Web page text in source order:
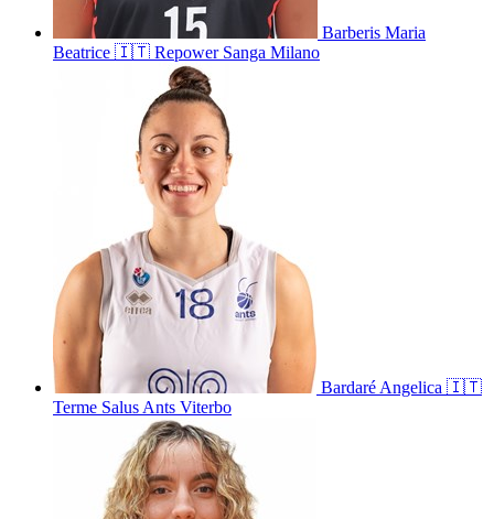
Barberis Maria
Beatrice 🇮🇹 Repower Sanga Milano
Bardaré Angelica 🇮🇹
Terme Salus Ants Viterbo